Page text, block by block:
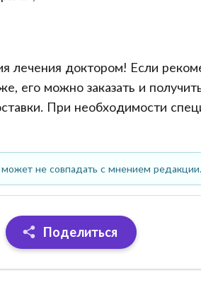
лечения доктором! Если
его можно заказать и
При необходимости
может не совпадать с мнением редакции.
Поделиться